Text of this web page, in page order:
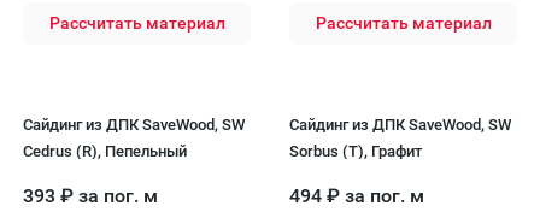
Рассчитать материал Рассчитать материал
Сайдинг из ДПК SaveWood, SW
Cedrus (R), Пепельный
393 ₽ за пог. м
Сайдинг из ДПК SaveWood, SW
Sorbus (T), Графит
494 ₽ за пог. м